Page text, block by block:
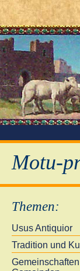
Motu-
Themen:
Usus Antiquior
Tradition und